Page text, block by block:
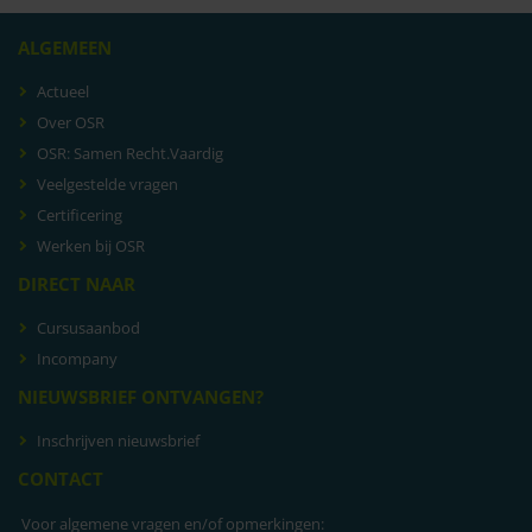
ALGEMEEN
Actueel
Over OSR
OSR: Samen Recht.Vaardig
Veelgestelde vragen
Certificering
Werken bij OSR
DIRECT NAAR
Cursusaanbod
Incompany
NIEUWSBRIEF ONTVANGEN?
Inschrijven nieuwsbrief
CONTACT
Voor algemene vragen en/of opmerkingen: